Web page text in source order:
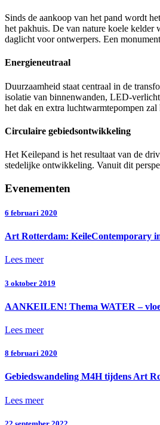
Sinds de aankoop van het pand wordt
het pakhuis. De van nature koele kelder
daglicht voor ontwerpers. Een
Energieneutraal
Duurzaamheid staat centraal in de
isolatie van binnenwanden, LED-
het dak en extra luchtwarmtepompen
Circulaire gebiedsontwikkeling
Het Keilepand is het resultaat van de
stedelijke ontwikkeling. Vanuit dit
Evenementen
6 februari 2020
Art Rotterdam: KeileContemporary
Lees meer
3 oktober 2019
AANKEILEN! Thema WATER –
Lees meer
8 februari 2020
Gebiedswandeling M4H tijdens Art
Lees meer